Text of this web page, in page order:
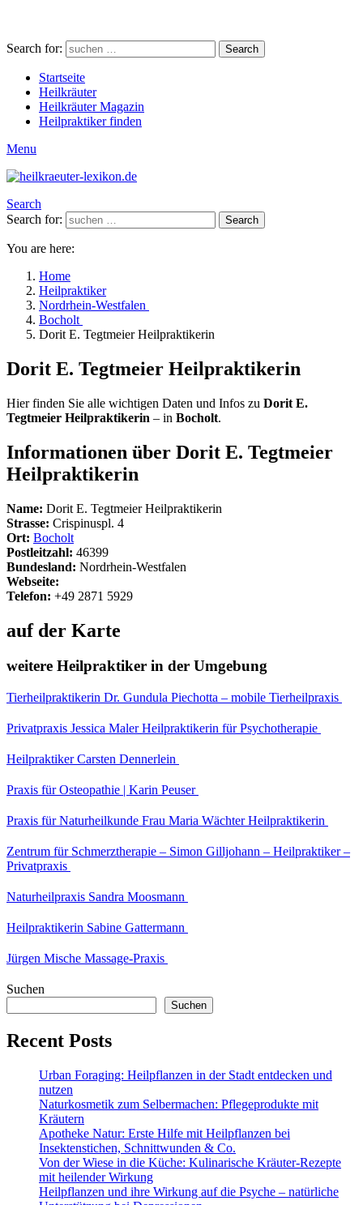
Search for: Search
Startseite
Heilkräuter
Heilkräuter Magazin
Heilpraktiker finden
Menu
Search
Search for:
Search
You are here:
Home
Heilpraktiker
Nordrhein-Westfalen
Bocholt
Dorit E. Tegtmeier Heilpraktikerin
Dorit E. Tegtmeier Heilpraktikerin
Hier finden Sie alle wichtigen Daten und Infos zu Dorit E.
Tegtmeier Heilpraktikerin – in Bocholt.
Informationen über Dorit E. Tegtmeier
Heilpraktikerin
Name: Dorit E. Tegtmeier Heilpraktikerin
Strasse: Crispinuspl. 4
Ort: Bocholt
Postleitzahl: 46399
Bundesland: Nordrhein-Westfalen
Webseite:
Telefon: +49 2871 5929
auf der Karte
weitere Heilpraktiker in der Umgebung
Tierheilpraktikerin Dr. Gundula Piechotta – mobile Tierheilpraxis
Privatpraxis Jessica Maler Heilpraktikerin für Psychotherapie
Heilpraktiker Carsten Dennerlein
Praxis für Osteopathie | Karin Peuser
Praxis für Naturheilkunde Frau Maria Wächter Heilpraktikerin
Zentrum für Schmerztherapie – Simon Gilljohann – Heilpraktiker –
Privatpraxis
Naturheilpraxis Sandra Moosmann
Heilpraktikerin Sabine Gattermann
Jürgen Mische Massage-Praxis
Suchen
Suchen
Recent Posts
Urban Foraging: Heilpflanzen in der Stadt entdecken und
nutzen
Naturkosmetik zum Selbermachen: Pflegeprodukte mit
Kräutern
Apotheke Natur: Erste Hilfe mit Heilpflanzen bei
Insektenstichen, Schnittwunden & Co.
Von der Wiese in die Küche: Kulinarische Kräuter-Rezepte
mit heilender Wirkung
Heilpflanzen und ihre Wirkung auf die Psyche – natürliche